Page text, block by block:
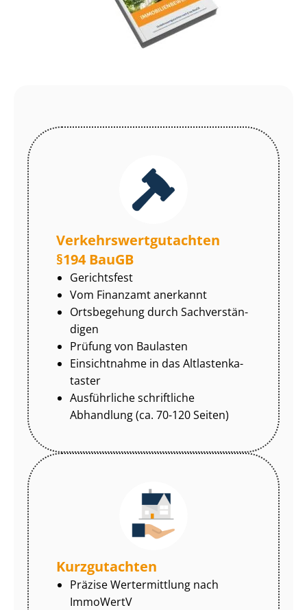
Ver­kehrs­wert­gut­ach­ten
§194 BauGB
Gerichtsfest
Vom Finanzamt anerkannt
Ortsbegehung durch Sach­ver­stän­
di­gen
Prüfung von Baulasten
Einsichtnahme in das Alt­las­ten­ka­
tas­ter
Ausführliche schriftliche
Abhandlung (ca. 70-120 Seiten)
Kurzgutachten
Präzise Wertermittlung nach
ImmoWertV